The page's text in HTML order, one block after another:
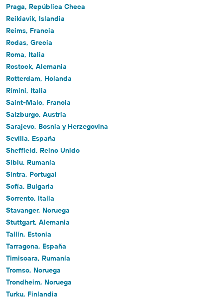
Praga, República Checa
Reikiavik, Islandia
Reims, Francia
Rodas, Grecia
Roma, Italia
Rostock, Alemania
Rotterdam, Holanda
Rímini, Italia
Saint-Malo, Francia
Salzburgo, Austria
Sarajevo, Bosnia y Herzegovina
Sevilla, España
Sheffield, Reino Unido
Sibiu, Rumanía
Sintra, Portugal
Sofía, Bulgaria
Sorrento, Italia
Stavanger, Noruega
Stuttgart, Alemania
Tallín, Estonia
Tarragona, España
Timisoara, Rumanía
Tromso, Noruega
Trondheim, Noruega
Turku, Finlandia